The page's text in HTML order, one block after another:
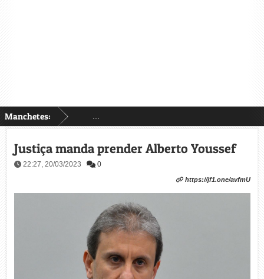
Manchetes:
Justiça manda prender Alberto Youssef
22:27, 20/03/2023 0
https://jf1.one/avfmU